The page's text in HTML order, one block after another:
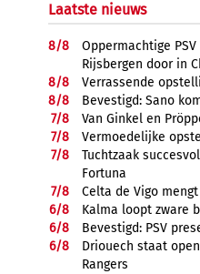
Laatste nieuws
8/8
Oppermachtige
Rijsbergen door in
8/8
Verrassende
8/8
Bevestigd: Sano
7/8
Van Ginkel en
7/8
Vermoedelijke
7/8
Tuchtzaak
Fortuna
7/8
Celta de Vigo
6/8
Kalma loopt zware
6/8
Bevestigd: PSV
6/8
Driouech staat
Rangers